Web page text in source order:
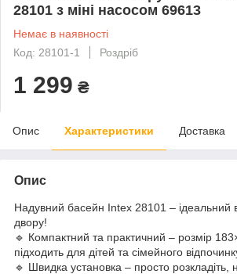
28101 з міні насосом 69613
Немає в наявності
Код: 28101-1
Роздріб
1 299 ₴
Опис Характеристики Доставка
Опис
Надувний басейн Intex 28101 – ідеальний
двору!
🔹 Компактний та практичний – розмір
підходить для дітей та сімейного
🔹 Швидка установка – просто розкладіть,